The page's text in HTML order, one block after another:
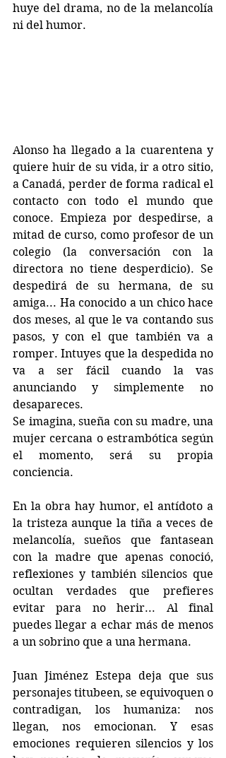
huye del drama, no de la melancolía
ni del humor.
Alonso ha llegado a la cuarentena y
quiere huir de su vida, ir a otro sitio,
a Canadá, perder de forma radical el
contacto con todo el mundo que
conoce. Empieza por despedirse, a
mitad de curso, como profesor de un
colegio (la conversación con la
directora no tiene desperdicio). Se
despedirá de su hermana, de su
amiga... Ha conocido a un chico hace
dos meses, al que le va contando sus
pasos, y con el que también va a
romper. Intuyes que la despedida no
va a ser fácil cuando la vas
anunciando y simplemente no
desapareces.
Se imagina, sueña con su madre, una
mujer cercana o estrambótica según
el momento, será su propia
conciencia.
En la obra hay humor, el antídoto a
la tristeza aunque la tiña a veces de
melancolía, sueños que fantasean
con la madre que apenas conoció,
reflexiones y también silencios que
ocultan verdades que prefieres
evitar para no herir... Al final
puedes llegar a echar más de menos
a un sobrino que a una hermana.
Juan Jiménez Estepa deja que sus
personajes titubeen, se equivoquen o
contradigan, los humaniza: nos
llegan, nos emocionan. Y esas
emociones requieren silencios y los